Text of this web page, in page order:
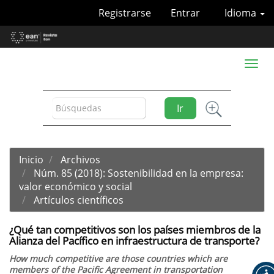
Contenido
principal
Idioma
Registrarse Entrar
Ir
Toggle
Inicio
Archivos
Núm. 85 (2018): Sostenibilidad en la empresa:
valor económico y social
Artículos científicos
¿Qué tan competitivos son los países miembros de la
Alianza del Pacífico en infraestructura de transporte?
How much competitive are those countries which are
members of the Pacific Agreement in transportation